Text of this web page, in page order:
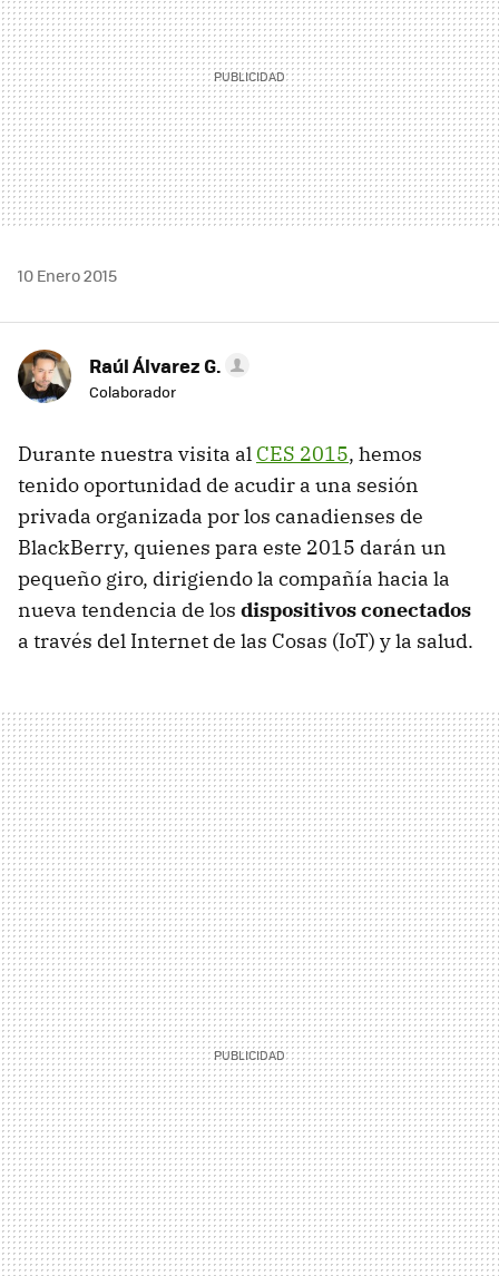
10 Enero 2015
Raúl Álvarez G.
Colaborador
Durante nuestra visita al CES 2015, hemos
tenido oportunidad de acudir a una sesión
privada organizada por los canadienses de
BlackBerry, quienes para este 2015 darán un
pequeño giro, dirigiendo la compañía hacia la
nueva tendencia de los dispositivos conectados
a través del Internet de las Cosas (IoT) y la salud.